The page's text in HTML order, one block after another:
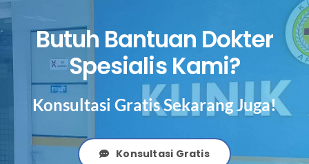
Butuh Bantuan Dokter
Spesialis Kami?
Konsultasi Gratis Sekarang Juga!
Konsultasi Gratis